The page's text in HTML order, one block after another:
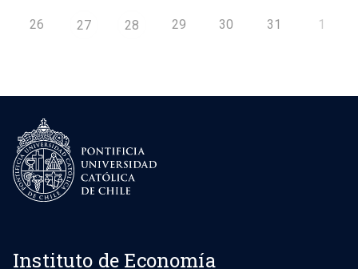
26 27 28 29 30 31 1
Instituto de Economía